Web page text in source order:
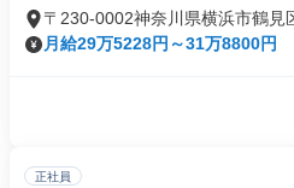
〒230-0002神奈川県横浜市鶴見
月給29万5228円～31万8800円
正社員